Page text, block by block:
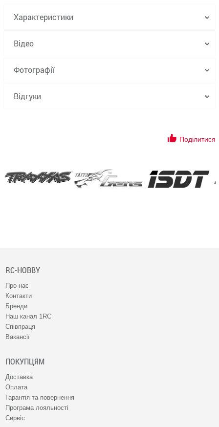
Характеристики
Відео
Фотографії
Відгуки
Поділитися
RC-HOBBY
Про нас
Контакти
Бренди
Наш канал 1RC
Співпраця
Вакансії
ПОКУПЦЯМ
Доставка
Оплата
Гарантія та повернення
Програма лояльності
Сервіс